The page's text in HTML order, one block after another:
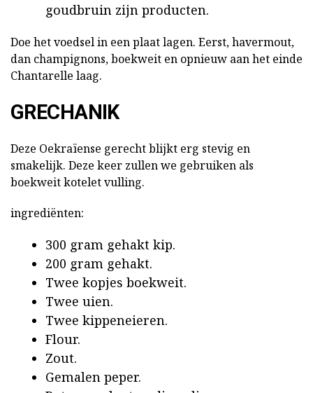
goudbruin zijn producten.
Doe het voedsel in een plaat lagen. Eerst, havermout,
dan champignons, boekweit en opnieuw aan het einde
Chantarelle laag.
GRECHANIK
Deze Oekraïense gerecht blijkt erg stevig en
smakelijk. Deze keer zullen we gebruiken als
boekweit kotelet vulling.
ingrediënten:
300 gram gehakt kip.
200 gram gehakt.
Twee kopjes boekweit.
Twee uien.
Twee kippeneieren.
Flour.
Zout.
Gemalen peper.